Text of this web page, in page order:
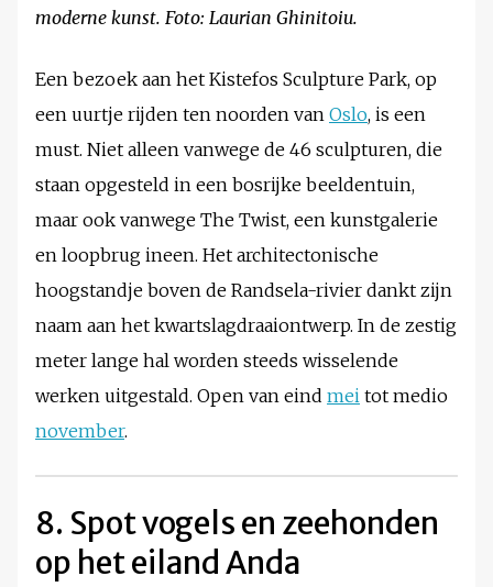
moderne kunst. Foto: Laurian Ghinitoiu.
Een bezoek aan het Kistefos Sculpture Park, op
een uurtje rijden ten noorden van Oslo, is een
must. Niet alleen vanwege de 46 sculpturen, die
staan opgesteld in een bosrijke beeldentuin,
maar ook vanwege The Twist, een kunstgalerie
en loopbrug ineen. Het architectonische
hoogstandje boven de Randsela-rivier dankt zijn
naam aan het kwartslagdraaiontwerp. In de zestig
meter lange hal worden steeds wisselende
werken uitgestald. Open van eind mei tot medio
november.
8. Spot vogels en zeehonden
op het eiland Anda